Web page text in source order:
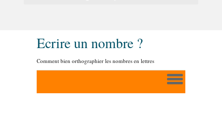
Ecrire un nombre ?
Comment bien orthographier les nombres en lettres